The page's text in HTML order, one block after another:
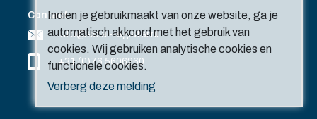
Indien je gebruikmaakt van onze website, ga je
automatisch akkoord met het gebruik van
cookies. Wij gebruiken analytische cookies en
functionele cookies.
Verberg deze melding
Contact
info@solar-register.nl
+31 (0)76 5606260